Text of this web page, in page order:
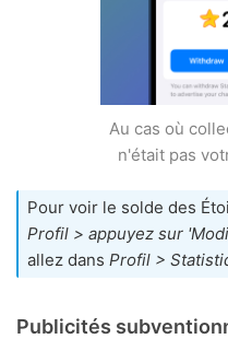
Au cas où
n'était pas
Pour voir le solde des
Profil > appuyez sur
allez dans Profil >
Publicités